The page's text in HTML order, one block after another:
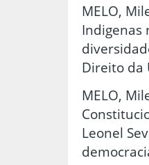
MELO,
Indigenas
Direito da
MELO,
Leonel